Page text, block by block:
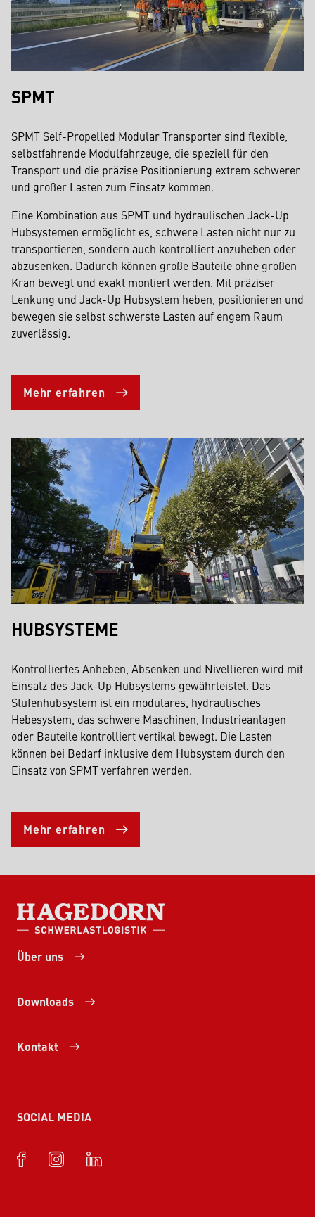
SPMT
SPMT Self-Propelled Modular Transporter sind flexible,
selbstfahrende Modulfahrzeuge, die speziell für den
Transport und die präzise Positionierung extrem schwerer
und großer Lasten zum Einsatz kommen.
Eine Kombination aus SPMT und hydraulischen Jack-Up
Hubsystemen ermöglicht es, schwere Lasten nicht nur zu
transportieren, sondern auch kontrolliert anzuheben oder
abzusenken. Dadurch können große Bauteile ohne großen
Kran bewegt und exakt montiert werden. Mit präziser
Lenkung und Jack-Up Hubsystem heben, positionieren und
bewegen sie selbst schwerste Lasten auf engem Raum
zuverlässig.
Mehr erfahren
HUBSYSTEME
Kontrolliertes Anheben, Absenken und Nivellieren wird mit
Einsatz des Jack-Up Hubsystems gewährleistet. Das
Stufenhubsystem ist ein modulares, hydraulisches
Hebesystem, das schwere Maschinen, Industrieanlagen
oder Bauteile kontrolliert vertikal bewegt. Die Lasten
können bei Bedarf inklusive dem Hubsystem durch den
Einsatz von SPMT verfahren werden.
Mehr erfahren
HAGEDORN SCHWERLASTLOGISTIK
Über uns
Downloads
Kontakt
SOCIAL MEDIA